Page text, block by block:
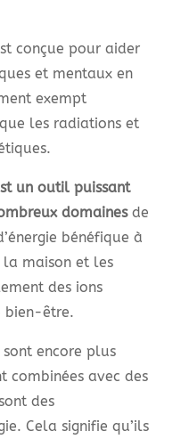
conçue pour aider
et mentaux en
exempt
les radiations et
un outil puissant
domainesde
bénéfique à
maison et les
des ions
bien-être.
sont encore plus
combinées avec des
des
Cela signifie qu’ils